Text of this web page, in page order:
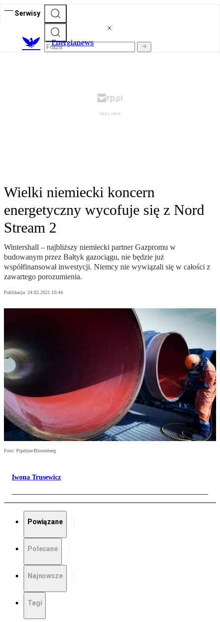
Serwisy
Energianews
Wielki niemiecki koncern
energetyczny wycofuje się z Nord
Stream 2
Wintershall – najbliższy niemiecki partner Gazpromu w
budowanym przez Bałtyk gazociągu, nie będzie już
współfinansował inwestycji. Niemcy nie wywiązali się w całości z
zawartego porozumienia.
Publikacja: 24.02.2021 10:44
Foto: Pipeline/Bloomberg
Iwona Trusewicz
Powiązane
Polecane
Najnowsze
Tagi